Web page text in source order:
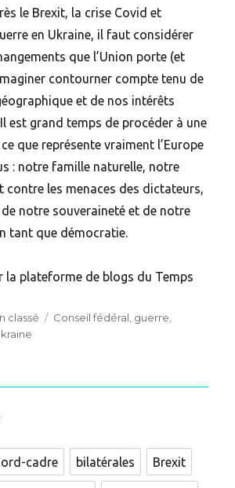
le Brexit, la crise Covid et
en Ukraine, il faut considérer
que l’Union porte (et
contourner compte tenu de
et de nos intérêts
est grand temps de procéder à une
que représente vraiment l’Europe
: notre famille naturelle, notre
contre les menaces des dictateurs,
notre souveraineté et de notre
tant que démocratie.
la plateforme de blogs du Temps
classé Tags
Conseil fédéral, guerre,
cadre bilatérales Brexit